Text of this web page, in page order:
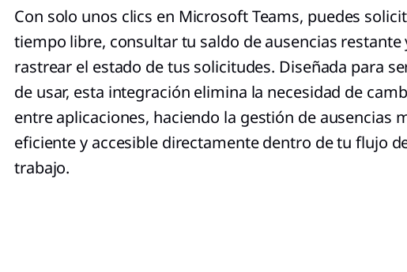
Con solo unos clics en Microsoft Teams, puedes
tiempo libre, consultar tu saldo de ausencias restante
rastrear el estado de tus solicitudes. Diseñada para
de usar, esta integración elimina la necesidad de
entre aplicaciones, haciendo la gestión de ausencias
eficiente y accesible directamente dentro de tu flujo
trabajo.